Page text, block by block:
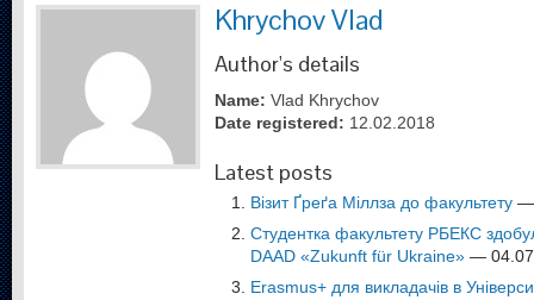
Khrychov Vlad
Author's details
Name: Vlad Khrychov
Date registered: 12.02.2018
Latest posts
Візит Ґреґа Міллза до факультету —
Студентка факультету РБЕКС
DAAD «Zukunft für Ukraine» —
Erasmus+ для викладачів в